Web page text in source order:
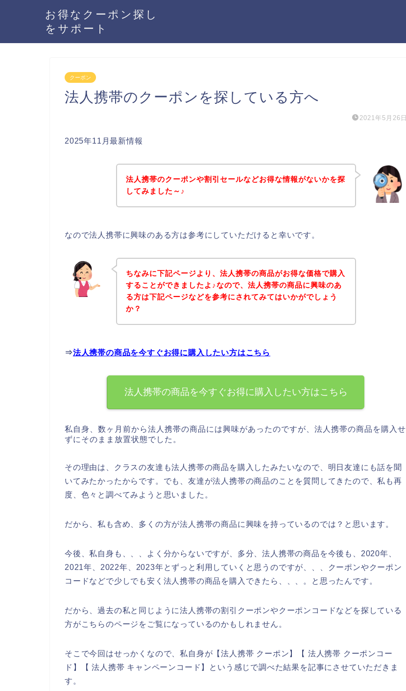
お得なクーポン探し
をサポート
クーポン
法人携帯のクーポンを探している方へ
2021年5月26日
2025年11月最新情報
法人携帯のクーポンや割引セールなどお得な情報がないかを探
してみました～♪
なので法人携帯に興味のある方は参考にしていただけると幸いです。
ちなみに下記ページより、法人携帯の商品がお得な価格で購入
することができましたよ♪なので、法人携帯の商品に興味のあ
る方は下記ページなどを参考にされてみてはいかがでしょう
か？
⇒法人携帯の商品を今すぐお得に購入したい方はこちら
法人携帯の商品を今すぐお得に購入したい方はこちら
私自身、数ヶ月前から法人携帯の商品には興味があったのですが、法人携帯の商品を購入せ
ずにそのまま放置状態でした。
その理由は、クラスの友達も法人携帯の商品を購入したみたいなので、明日友達にも話を聞
いてみたかったからです。でも、友達が法人携帯の商品のことを質問してきたので、私も再
度、色々と調べてみようと思いました。
だから、私も含め、多くの方が法人携帯の商品に興味を持っているのでは？と思います。
今後、私自身も、、、よく分からないですが、多分、法人携帯の商品を今後も、2020年、
2021年、2022年、2023年とずっと利用していくと思うのですが、、、クーポンやクーポン
コードなどで少しでも安く法人携帯の商品を購入できたら、、、。と思ったんです。
だから、過去の私と同じように法人携帯の割引クーポンやクーポンコードなどを探している
方がこちらのページをご覧になっているのかもしれません。
そこで今回はせっかくなので、私自身が【法人携帯 クーポン】【 法人携帯 クーポンコー
ド】【 法人携帯 キャンペーンコード】という感じで調べた結果を記事にさせていただきま
す。